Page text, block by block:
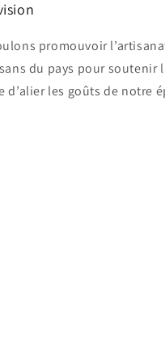
promouvoir
du pays pour soutenir
d’alier les goûts de notre